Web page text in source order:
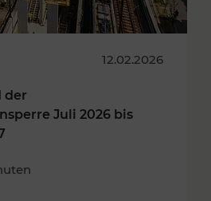
12.02.2026
der
Juli 2026 bis